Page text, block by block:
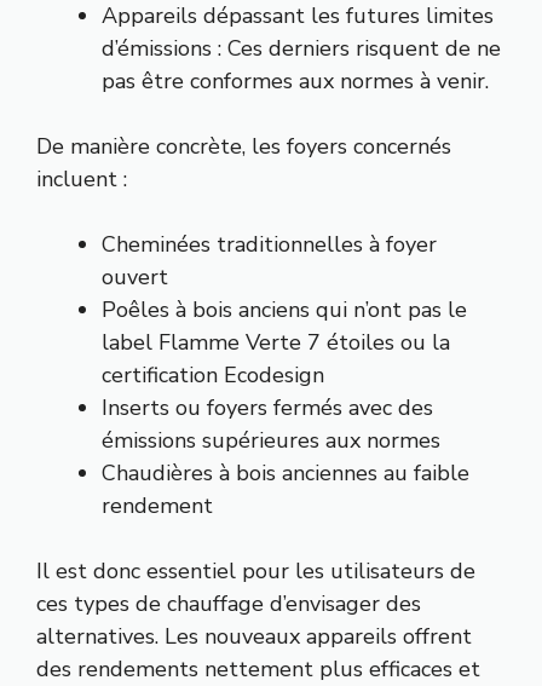
Appareils dépassant les futures limites
d’émissions : Ces derniers risquent de ne
pas être conformes aux normes à venir.
De manière concrète, les foyers concernés
incluent :
Cheminées traditionnelles à foyer
ouvert
Poêles à bois anciens qui n’ont pas le
label Flamme Verte 7 étoiles ou la
certification Ecodesign
Inserts ou foyers fermés avec des
émissions supérieures aux normes
Chaudières à bois anciennes au faible
rendement
Il est donc essentiel pour les utilisateurs de
ces types de chauffage d’envisager des
alternatives. Les nouveaux appareils offrent
des rendements nettement plus efficaces et